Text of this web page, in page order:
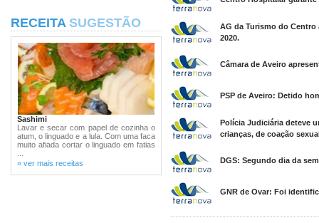
RECEITA SUGESTÃO
Sashimi
Lavar e secar com papel de cozinha o
atum, o linguado e a lula. Com uma faca
muito afiada cortar o linguado em fatias
» ver mais receitas
AG da Turismo do
2020.
Câmara de Aveiro
PSP de Aveiro: Detido
Polícia Judiciária deteve
crianças, de coação
DGS: Segundo dia da
GNR de Ovar: Foi